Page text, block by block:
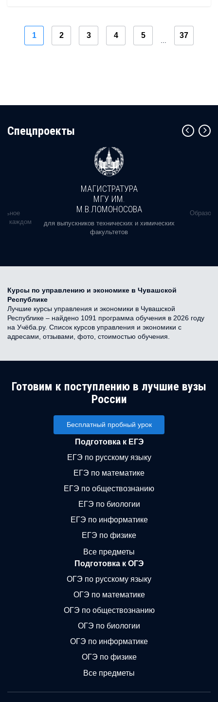
1 2 3 4 5 37
Cпецпроекты
в каждом
МАГИСТРАТУРА
МГУ ИМ.
М.В.ЛОМОНОСОВА
для выпускников технических и химических
факультетов
Курсы по управлению и экономике в Чувашской
Республике
Лучшие курсы управления и экономики в Чувашской
Республике – найдено 1091 программа обучения в 2026 году
на Учёба.ру. Список курсов управления и экономики с
адресами, отзывами, фото, стоимостью обучения.
Готовим к поступлению в лучшие вузы
России
Бесплатный пробный урок
Подготовка к ЕГЭ
ЕГЭ по русскому языку
ЕГЭ по математике
ЕГЭ по обществознанию
ЕГЭ по биологии
ЕГЭ по информатике
ЕГЭ по физике
Все предметы
Подготовка к ОГЭ
ОГЭ по русскому языку
ОГЭ по математике
ОГЭ по обществознанию
ОГЭ по биологии
ОГЭ по информатике
ОГЭ по физике
Все предметы